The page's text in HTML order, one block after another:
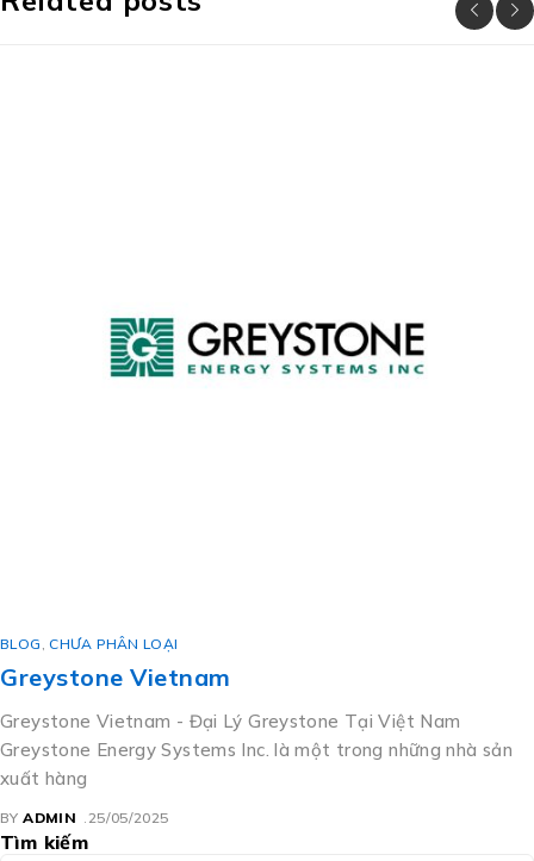
BLOG CHƯA PHÂN LOẠI
Greystone Vietnam
Greystone Vietnam - Đại Lý Greystone Tại Việt Nam
Greystone Energy Systems Inc. là một trong những nhà sản
xuất hàng
BY ADMIN 25/05/2025
Tìm kiếm